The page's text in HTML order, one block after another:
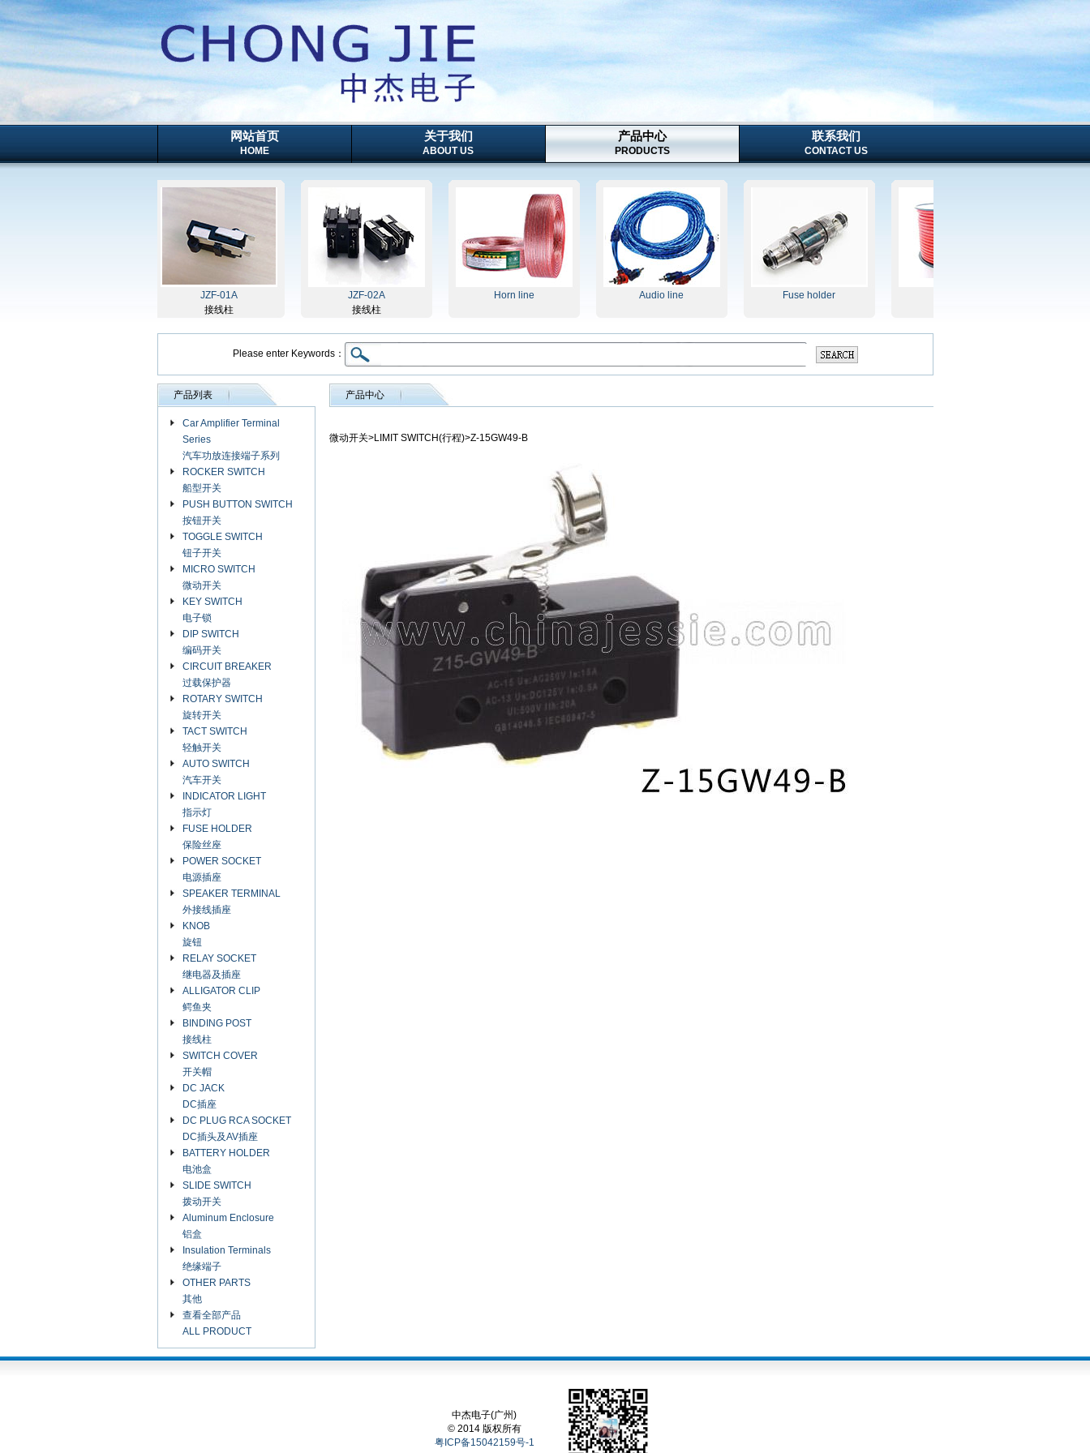
网站首页
HOME
关于我们
ABOUT US
产品中心
PRODUCTS
联系我们
CONTACT US
JZF-01A
接线柱
JZF-02A
接线柱
Horn line Audio line Fuse holder
Please enter Keywords：
产品列表
Car Amplifier Terminal
Series
汽车功放连接端子系列
ROCKER SWITCH
船型开关
PUSH BUTTON SWITCH
按钮开关
TOGGLE SWITCH
钮子开关
MICRO SWITCH
微动开关
KEY SWITCH
电子锁
DIP SWITCH
编码开关
CIRCUIT BREAKER
过载保护器
ROTARY SWITCH
旋转开关
TACT SWITCH
轻触开关
AUTO SWITCH
汽车开关
INDICATOR LIGHT
指示灯
FUSE HOLDER
保险丝座
POWER SOCKET
电源插座
SPEAKER TERMINAL
外接线插座
KNOB
旋钮
RELAY SOCKET
继电器及插座
ALLIGATOR CLIP
鳄鱼夹
BINDING POST
接线柱
SWITCH COVER
开关帽
DC JACK
DC插座
DC PLUG RCA SOCKET
DC插头及AV插座
BATTERY HOLDER
电池盒
SLIDE SWITCH
拨动开关
Aluminum Enclosure
铝盒
Insulation Terminals
绝缘端子
OTHER PARTS
其他
查看全部产品
ALL PRODUCT
产品中心
微动开关>LIMIT SWITCH(行程)>Z-15GW49-B
中杰电子(广州)
© 2014 版权所有
粤ICP备15042159号-1